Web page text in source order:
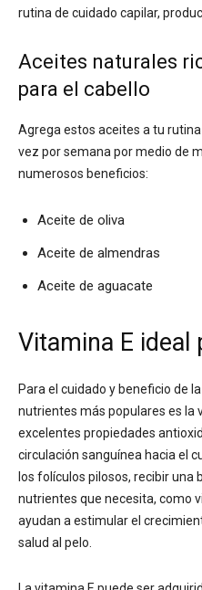
rutina de cuidado capilar,
Aceites naturales
para el cabello
Agrega estos aceites a tu
vez por semana por medio de
numerosos beneficios:
Aceite de oliva
Aceite de almendras
Aceite de aguacate
Vitamina E ideal
Para el cuidado y beneficio de
nutrientes más populares es la
excelentes propiedades
circulación sanguínea hacia el
los folículos pilosos, recibir una
nutrientes que necesita, como
ayudan a estimular el
salud al pelo.